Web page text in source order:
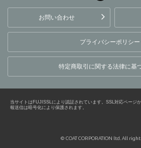
ョンが運営する公式動画配
信サイト
お問い合わせ
プライバシーポリシー
特定商取引に関する法律に基
当サイトはFUJISSLにより認証されています。SSL対応ページ
報送信は暗号化により保護されます。
© COAT CORPORATION ltd. All